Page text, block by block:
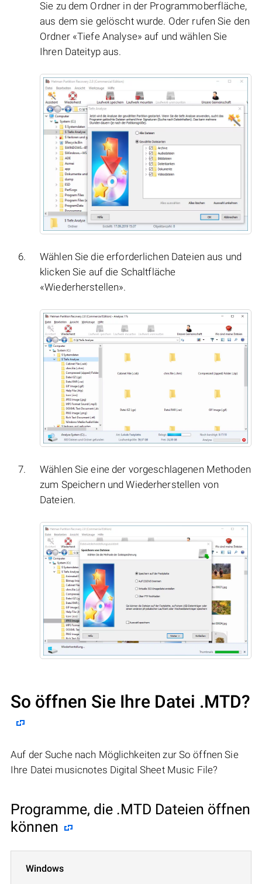
Sie zu dem Ordner in der Programmoberfläche,
aus dem sie gelöscht wurde. Oder rufen Sie den
Ordner «Tiefe Analyse» auf und wählen Sie
Ihren Dateityp aus.
Wählen Sie die erforderlichen Dateien aus und
klicken Sie auf die Schaltfläche
«Wiederherstellen».
Wählen Sie eine der vorgeschlagenen Methoden
zum Speichern und Wiederherstellen von
Dateien.
So öffnen Sie Ihre Datei .MTD?
Auf der Suche nach Möglichkeiten zur So öffnen Sie
Ihre Datei musicnotes Digital Sheet Music File?
Programme, die .MTD Dateien öffnen
können
Windows